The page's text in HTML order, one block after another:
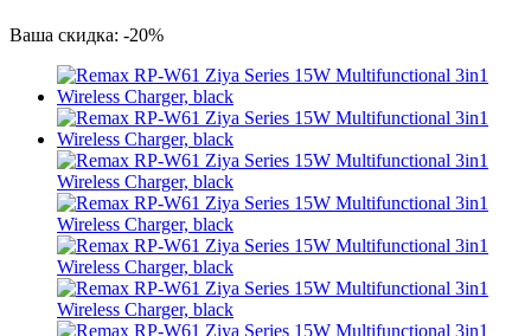
Ваша скидка: -20%